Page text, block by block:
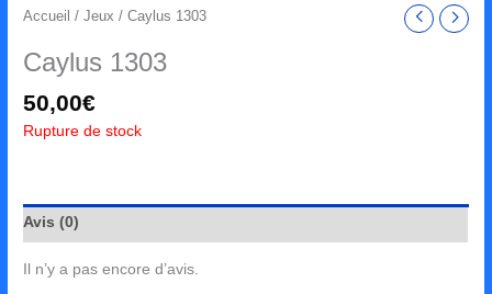
Accueil /Jeux / Caylus 1303
Caylus 1303
50,00€
Rupture de stock
Avis (0)
Il n’y a pas encore d’avis.